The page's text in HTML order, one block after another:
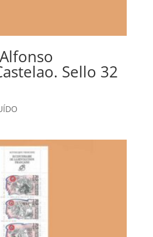
Sello 32